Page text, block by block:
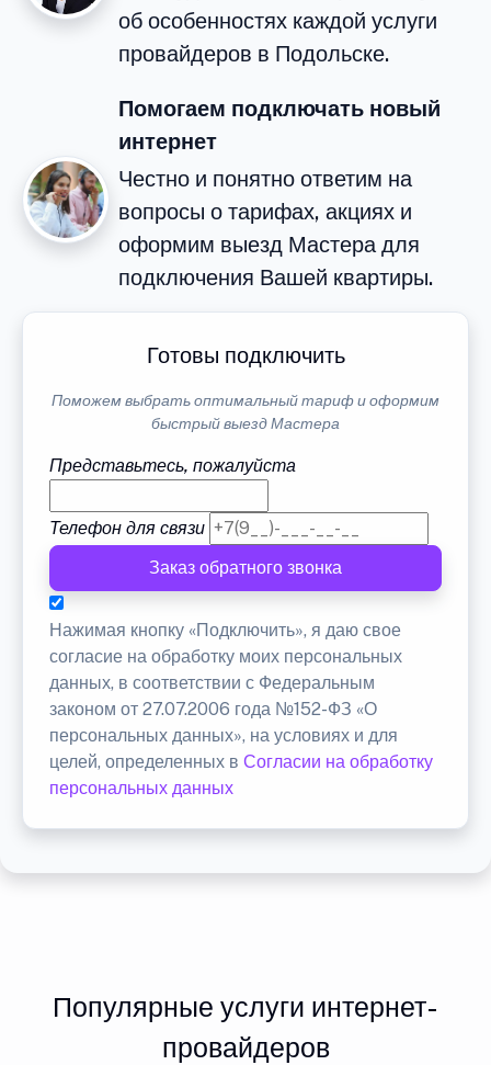
об особенностях каждой услуги
провайдеров в Подольске.
Помогаем подключать новый
интернет
Честно и понятно ответим на
вопросы о тарифах, акциях и
оформим выезд Мастера для
подключения Вашей квартиры.
Готовы подключить
Поможем выбрать оптимальный тариф и оформим
быстрый выезд Мастера
Представьтесь, пожалуйста
Телефон для связи
Заказ обратного звонка
Нажимая кнопку «Подключить», я даю свое
согласие на обработку моих персональных
данных, в соответствии с Федеральным
законом от 27.07.2006 года №152-ФЗ «О
персональных данных», на условиях и для
целей, определенных в Согласии на обработку
персональных данных
Популярные услуги интернет-
провайдеров